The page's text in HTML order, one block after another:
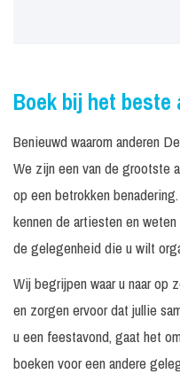
Boek bij het
Benieuwd waarom anderen
We zijn een van de grootste
op een betrokken
kennen de artiesten en
de gelegenheid die u wilt
Wij begrijpen waar u naar op
en zorgen ervoor dat jullie
u een feestavond, gaat het
boeken voor een andere